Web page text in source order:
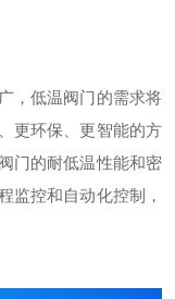
，低温阀门的需求将
更环保、更智能的方
门的耐低温性能和密
监控和自动化控制，